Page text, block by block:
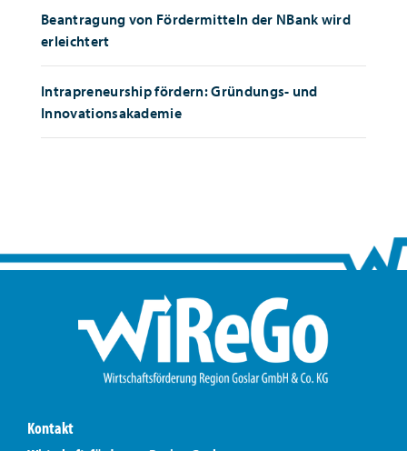
Beantragung von Fördermitteln der NBank wird
erleichtert
Intrapreneurship fördern: Gründungs- und
Innovationsakademie
Kontakt